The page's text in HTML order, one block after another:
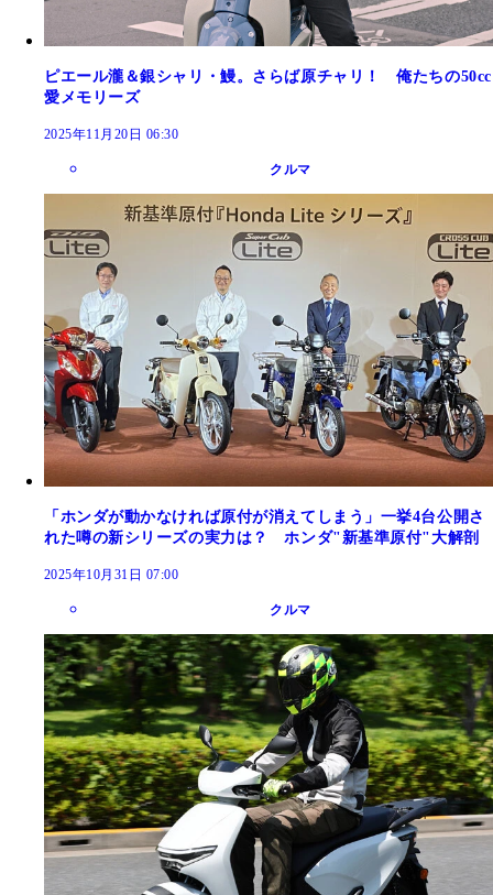
ピエール瀧＆銀シャリ・鰻。さらば原チャリ！ 俺たちの50cc
愛メモリーズ
2025年11月20日 06:30
クルマ
「ホンダが動かなければ原付が消えてしまう」一挙4台公開さ
れた噂の新シリーズの実力は？ ホンダ"新基準原付"大解剖
2025年10月31日 07:00
クルマ